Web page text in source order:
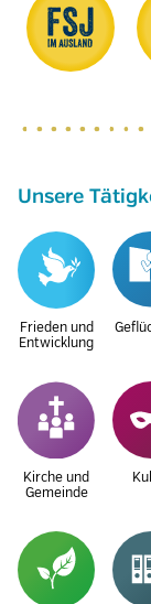
Unsere
Frieden und
Entwicklung
Kirche und
Gemeinde